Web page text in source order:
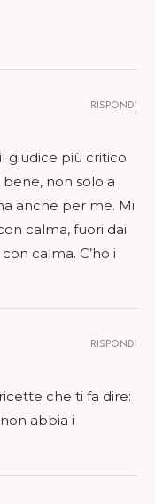
giudice più critico
non solo a
anche per me. Mi
calma, fuori dai
calma. C’ho i
RISPONDI
che ti fa dire:
abbia i
RISPONDI